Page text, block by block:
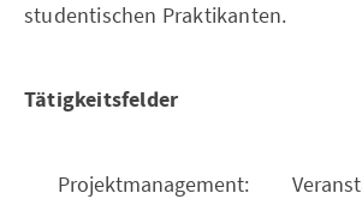
studentischen Praktikanten.
Tätigkeitsfelder
Projektmanagement: